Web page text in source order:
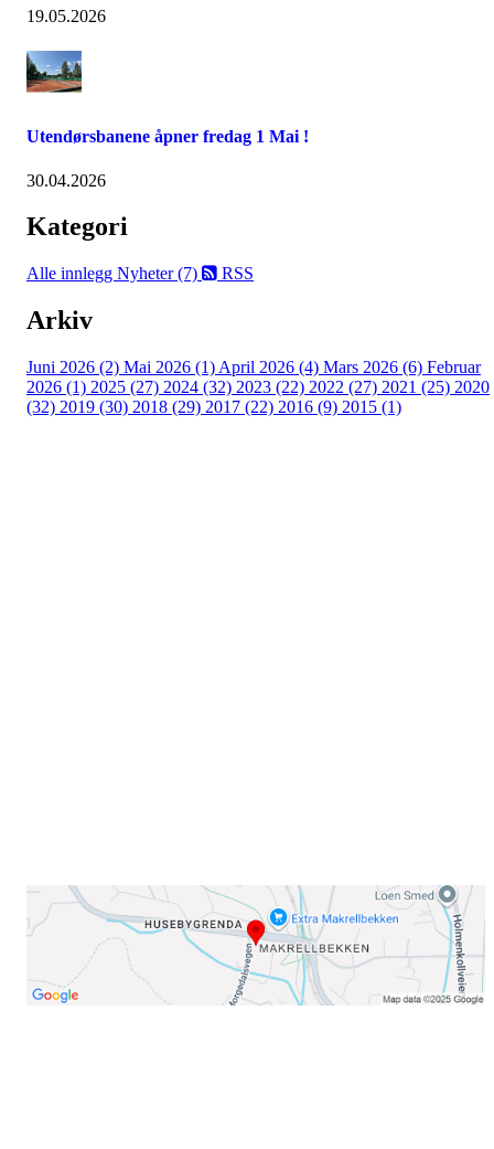
19.05.2026
Utendørsbanene åpner fredag 1 Mai !
30.04.2026
Kategori
Alle innlegg Nyheter (7) RSS
Arkiv
Juni 2026 (2) Mai 2026 (1) April 2026 (4) Mars 2026 (6) Februar
2026 (1) 2025 (27) 2024 (32) 2023 (22) 2022 (27) 2021 (25) 2020
(32) 2019 (30) 2018 (29) 2017 (22) 2016 (9) 2015 (1)